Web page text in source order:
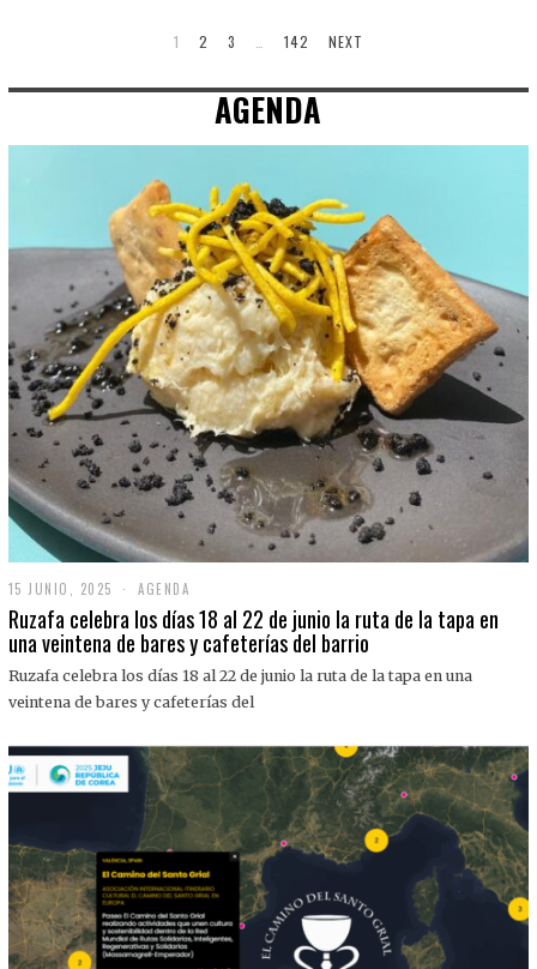
1 2 3 142 NEXT
AGENDA
15 JUNIO, 2025
J
U
I
O
0
2
5
AGENDA
Ruzafa celebra los días 18 al 22 de junio la ruta de la tapa en
una veintena de bares y cafeterías del barrio
Ruzafa celebra los días 18 al 22 de junio la ruta de la tapa en una
veintena de bares y cafeterías del